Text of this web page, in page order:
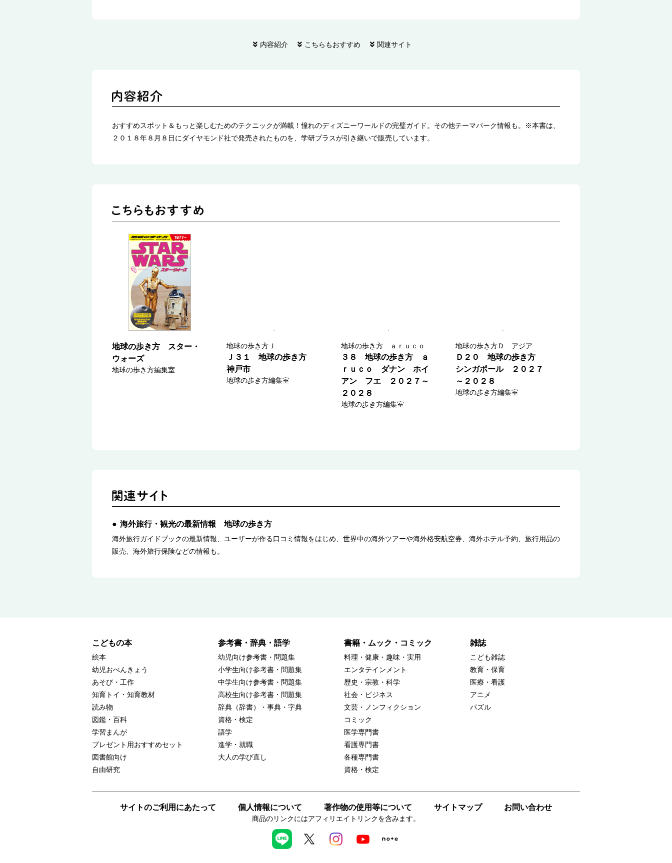
内容紹介 こちらもおすすめ 関連サイト
おすすめスポット＆もっと楽しむためのテクニックが満載！憧れのディズニーワールドの完璧ガイド。その他テーマパーク情報も。※本書は、
２０１８年８月８日にダイヤモンド社で発売されたものを、学研プラスが引き継いで販売しています。
地球の歩き方 スター・
ウォーズ
地球の歩き方編集室
地球の歩き方Ｊ
Ｊ３１ 地球の歩き方
神戸市
地球の歩き方編集室
地球の歩き方 ａｒｕｃｏ
３８ 地球の歩き方 ａ
ｒｕｃｏ ダナン ホイ
アン フエ ２０２７～
２０２８
地球の歩き方編集室
地球の歩き方Ｄ アジア
Ｄ２０ 地球の歩き方
シンガポール ２０２７
～２０２８
地球の歩き方編集室
海外旅行・観光の最新情報 地球の歩き方
海外旅行ガイドブックの最新情報、ユーザーが作る口コミ情報をはじめ、世界中の海外ツアーや海外格安航空券、海外ホテル予約、旅行用品の
販売、海外旅行保険などの情報も。
こどもの本
絵本
幼児おべんきょう
あそび・工作
知育トイ・知育教材
読み物
図鑑・百科
学習まんが
プレゼント用おすすめセット
図書館向け
自由研究
参考書・辞典・語学
幼児向け参考書・問題集
小学生向け参考書・問題集
中学生向け参考書・問題集
高校生向け参考書・問題集
辞典（辞書）・事典・字典
資格・検定
語学
進学・就職
大人の学び直し
書籍・ムック・コミック
料理・健康・趣味・実用
エンタテインメント
歴史・宗教・科学
社会・ビジネス
文芸・ノンフィクション
コミック
医学専門書
看護専門書
各種専門書
資格・検定
雑誌
こども雑誌
教育・保育
医療・看護
アニメ
パズル
サイトのご利用にあたって 個人情報について 著作物の使用等について サイトマップ お問い合わせ
商品のリンクにはアフィリエイトリンクを含みます。